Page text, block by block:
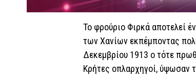
Το φρούριο Φιρκά αποτελεί
των Χανίων εκπέμποντας
Δεκεμβρίου 1913 ο τότε
Κρήτες οπλαρχηγοί, ύψωσαν